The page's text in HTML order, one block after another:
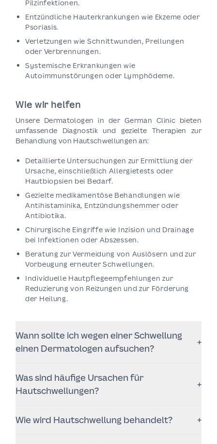
Pilzinfektionen.
Entzündliche Hauterkrankungen wie Ekzeme oder
Psoriasis.
Verletzungen wie Schnittwunden, Prellungen
oder Verbrennungen.
Systemische Erkrankungen wie
Autoimmunstörungen oder Lymphödeme.
Wie wir helfen
Unsere Dermatologen in der German Clinic bieten
umfassende Diagnostik und gezielte Therapien zur
Behandlung von Hautschwellungen an:
Detaillierte Untersuchungen zur Ermittlung der
Ursache, einschließlich Allergietests oder
Hautbiopsien bei Bedarf.
Gezielte medikamentöse Behandlungen wie
Antihistaminika, Entzündungshemmer oder
Antibiotika.
Chirurgische Eingriffe wie Inzision und Drainage
bei Infektionen oder Abszessen.
Beratung zur Vermeidung von Auslösern und zur
Vorbeugung erneuter Schwellungen.
Individuelle Hautpflegeempfehlungen zur
Reduzierung von Reizungen und zur Förderung
der Heilung.
Wann sollte ich wegen einer Schwellung
einen Dermatologen aufsuchen?
+
die Schwellung stark, anhaltend oder von weiteren
Symptomen wie Schmerzen, Fieber oder Atemnot
Was sind häufige Ursachen für
Hautschwellungen?
+
Infektionen, entzündliche Hauterkrankungen,
Wie wird Hautschwellung behandelt? +